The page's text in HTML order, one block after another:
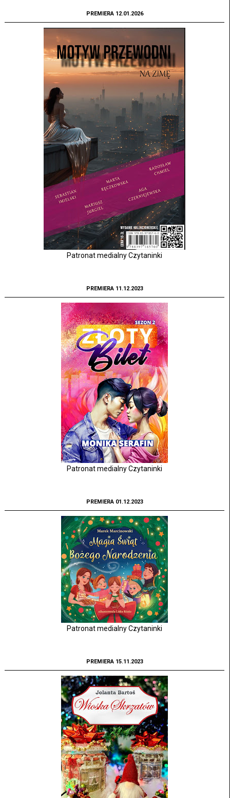
PREMIERA 12.01.2026
Patronat medialny Czytaninki
PREMIERA 11.12.2023
Patronat medialny Czytaninki
PREMIERA 01.12.2023
Patronat medialny Czytaninki
PREMIERA 15.11.2023